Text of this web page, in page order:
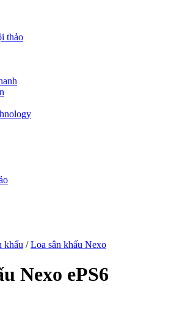
thảo
khấu / Loa sân khấu Nexo
Nexo ePS6